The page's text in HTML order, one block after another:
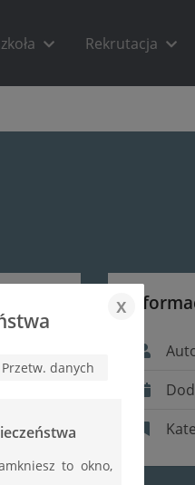
Rekrutacja
x
Przetw. danych
to okno,